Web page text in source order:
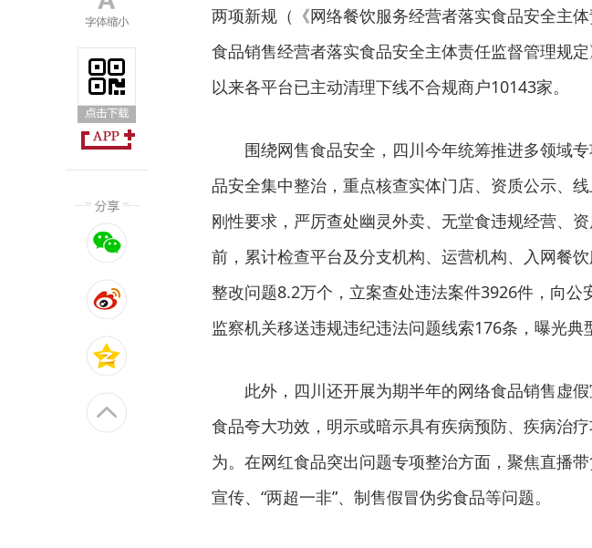
两项新规（《网络餐饮服务经营者落实食品安全主
食品销售经营者落实食品安全主体责任监督管理规
以来各平台已主动清理下线不合规商户10143家。
围绕网售食品安全，四川今年统筹推进多领域
品安全集中整治，重点核查实体门店、资质公示、
刚性要求，严厉查处幽灵外卖、无堂食违规经营、
前，累计检查平台及分支机构、运营机构、入网餐
整改问题8.2万个，立案查处违法案件3926件，向公
监察机关移送违规违纪违法问题线索176条，曝光典
此外，四川还开展为期半年的网络食品销售虚
食品夸大功效，明示或暗示具有疾病预防、疾病治
为。在网红食品突出问题专项整治方面，聚焦直播
宣传、“两超一非”、制售假冒伪劣食品等问题。